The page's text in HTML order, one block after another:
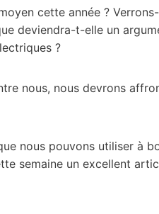
cette année ? Verrons-
deviendra-t-elle un
?
nous, nous devrons
nous pouvons utiliser à
semaine un excellent